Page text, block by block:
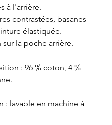
à l'arrière.
contrastées, basanes
élastiquée.
sur la poche arrière.
: 96 % coton, 4 %
: lavable en machine à